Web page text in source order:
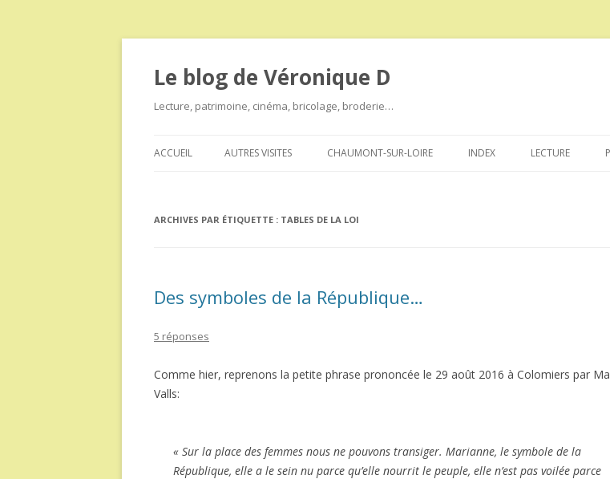
Le blog de Véronique D
Lecture, patrimoine, cinéma, bricolage, broderie…
au
ACCUEIL AUTRES VISITES CHAUMONT-SUR-LOIRE INDEX LECTURE
ARCHIVES PAR ÉTIQUETTE : TABLES DE LA LOI
Des symboles de la République…
5 réponses
Comme hier, reprenons la petite phrase prononcée le 29 août 2016 à Colomiers par
Valls:
« Sur la place des femmes nous ne pouvons transiger. Marianne, le symbole de la
République, elle a le sein nu parce qu’elle nourrit le peuple, elle n’est pas voilée parce